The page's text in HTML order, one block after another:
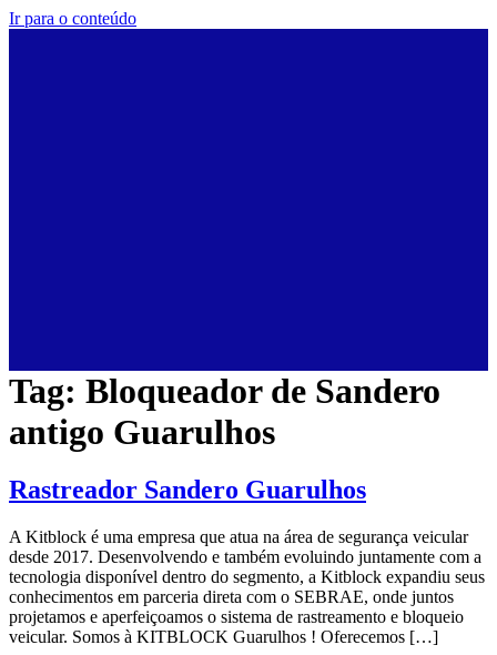
Ir para o conteúdo
Tag: Bloqueador de Sandero
antigo Guarulhos
Rastreador Sandero Guarulhos
A Kitblock é uma empresa que atua na área de segurança veicular
desde 2017. Desenvolvendo e também evoluindo juntamente com a
tecnologia disponível dentro do segmento, a Kitblock expandiu seus
conhecimentos em parceria direta com o SEBRAE, onde juntos
projetamos e aperfeiçoamos o sistema de rastreamento e bloqueio
veicular. Somos à KITBLOCK Guarulhos ! Oferecemos […]